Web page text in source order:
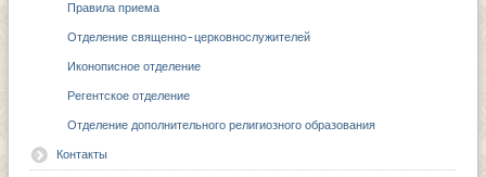
Правила приема
Отделение священно-церковнослужителей
Иконописное отделение
Регентское отделение
Отделение дополнительного религиозного образования
Контакты